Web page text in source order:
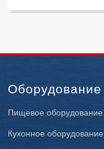
Оборудование
Пищевое оборудование
Кухонное оборудование